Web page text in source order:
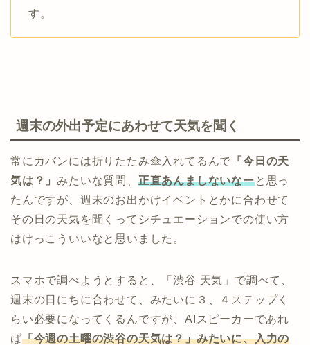
す。
週末の外出予定にあわせて天気を聞く
常にカバンには折りたたみ傘入れてるんで 「今日の天
気は？」みたいな質問、 正直あんましないなーと思っ
たんですが、週末のお出かけイベントとかに合わせて
その日の天気を聞くってシチュエーションでの使い方
はけっこういいなと思いました。
スマホで調べようとすると、「渋谷 天気」で調べて、
週末の日にちに合わせて、みたいに３、４ステップく
らい必要になってくるんですが、AIスピーカーであれ
ば「今週の土曜の渋谷の天気は？」みたいに、入力の